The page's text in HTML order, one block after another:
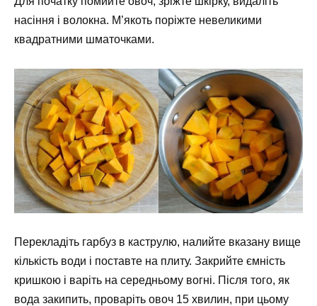
насіння і волокна. М’якоть поріжте невеликими
квадратними шматочками.
Перекладіть гарбуз в каструлю, налийте вказану вище
кількість води і поставте на плиту. Закрийте ємність
кришкою і варіть на середньому вогні. Після того, як
вода закипить, проваріть овоч 15 хвилин, при цьому